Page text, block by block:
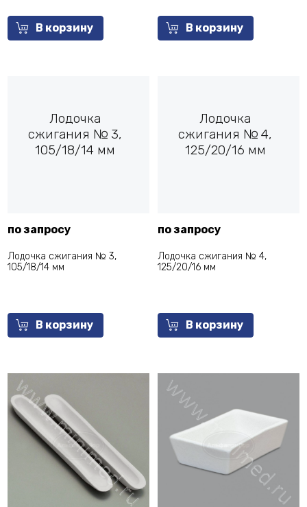
В корзину В корзину
Лодочка
сжигания № 3,
105/18/14 мм
по запросу
Лодочка сжигания № 3,
105/18/14 мм
В корзину
Лодочка
сжигания № 4,
125/20/16 мм
по запросу
Лодочка сжигания № 4,
125/20/16 мм
В корзину